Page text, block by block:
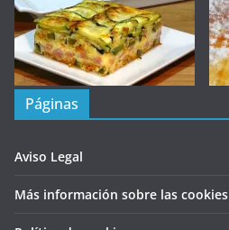
Páginas
Aviso Legal
Más información sobre las cookies